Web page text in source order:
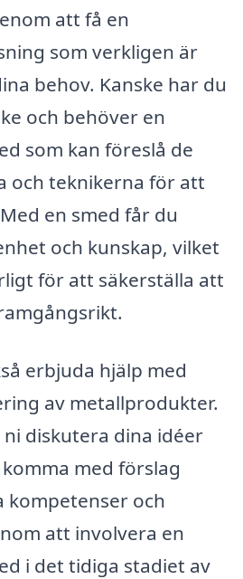
att få en
som verkligen är
behov. Kanske har du
och behöver en
som kan föreslå de
och teknikerna för att
en smed får du
och kunskap, vilket
för att säkerställa att
erbjuda hjälp med
av metallprodukter.
diskutera dina idéer
med förslag
kompetenser och
att involvera en
i det tidiga stadiet av